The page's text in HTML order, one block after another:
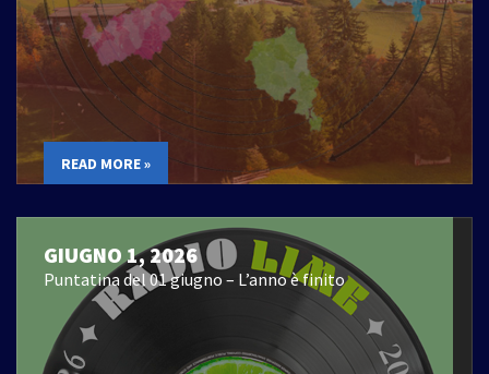
READ MORE »
GIUGNO 1, 2026
Puntatina del 01 giugno – L’anno è finito